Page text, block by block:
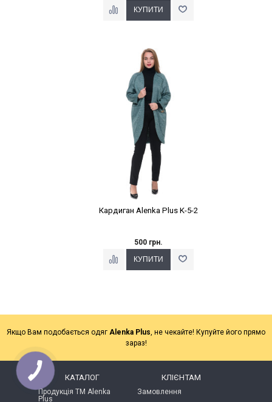
Наклейки Варіант з %
Кардиган Alenka Plus K-5-2
500 грн.
Якщо Вам подобається одяг Alenka Plus , не чекайте! Купуйте його прямо
зараз!
КАТАЛОГ
Продукція ТМ Alenka
Plus
КЛІЄНТАМ
Замовлення